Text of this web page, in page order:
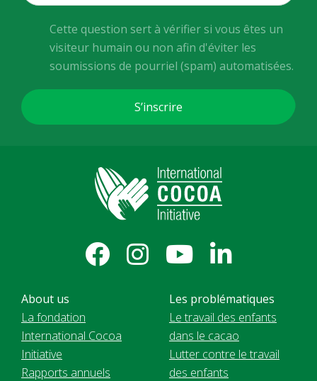
Cette question sert à vérifier si vous êtes un
visiteur humain ou non afin d'éviter les
soumissions de pourriel (spam) automatisées.
About us
La fondation
International Cocoa
Initiative
Rapports annuels
Les problématiques
Le travail des enfants
dans le cacao
Lutter contre le travail
des enfants